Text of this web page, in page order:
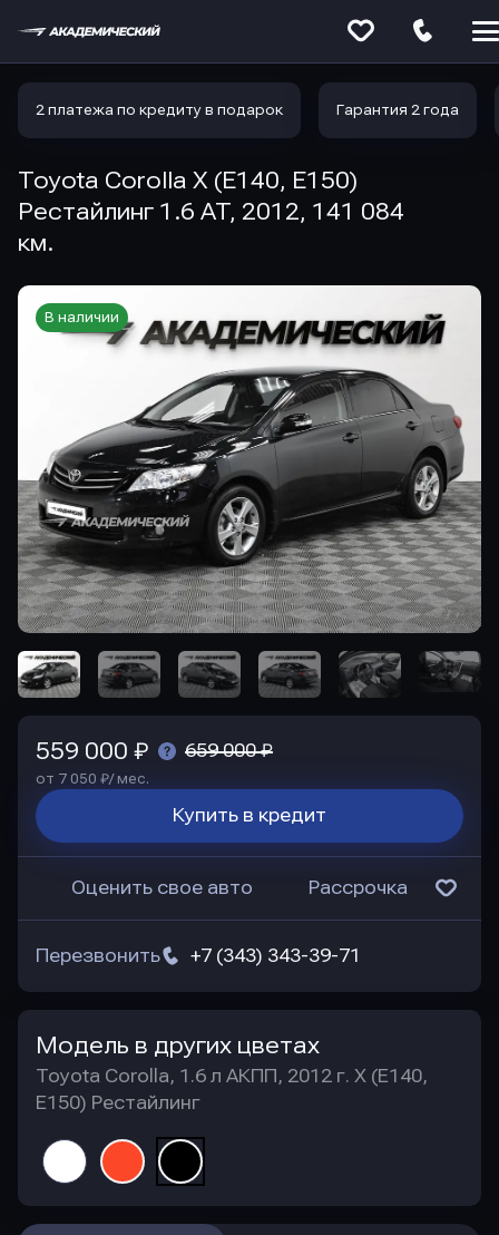
2 платежа по кредиту в подарок Гарантия 2 года
Toyota Corolla X (E140, E150)
Рестайлинг 1.6 AT, 2012, 141 084
км.
В наличии
559 000 ₽ 659 000 ₽
от 7 050 ₽/ мес.
Купить в кредит
Оценить свое авто Рассрочка
+7 (343) 343-39-71
Перезвонить
Модель в других цветах
Toyota Corolla, 1.6 л АКПП, 2012 г. X (E140,
E150) Рестайлинг